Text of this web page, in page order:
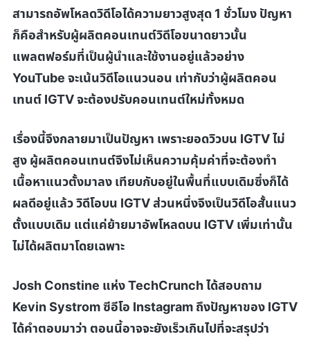
สามารถอัพโหลดวิดีโอได้ความยาวสูงสุด 1 ชั่วโมง ปัญหา
ก็คือสำหรับผู้ผลิตคอนเทนต์วิดีโอขนาดยาวนั้น
แพลตฟอร์มที่เป็นผู้นำและใช้งานอยู่แล้วอย่าง
YouTube จะเน้นวิดีโอแนวนอน เท่ากับว่าผู้ผลิตคอน
เทนต์ IGTV จะต้องปรับคอนเทนต์ใหม่ทั้งหมด
เรื่องนี้จึงกลายมาเป็นปัญหา เพราะยอดวิวบน IGTVไม่
สูง ผู้ผลิตคอนเทนต์จึงไม่เห็นความคุ้มค่าที่จะต้องทำ
เนื้อหาแนวตั้งมาลง เทียบกับอยู่ในพื้นที่แบบเดิมซึ่งก็ได้
ผลดีอยู่แล้ว วิดีโอบน IGTVส่วนหนึ่งจึงเป็นวิดีโอสั้นแนว
ตั้งแบบเดิม แต่แค่ย้ายมาอัพโหลดบน IGTV เพิ่มเท่านั้น
ไม่ได้ผลิตมาโดยเฉพาะ
Josh Constine แห่งTechCrunchได้สอบถาม
Kevin Systromซีอีโอ Instagram ถึงปัญหาของ IGTV
ได้คำตอบมาว่า ตอนนี้อาจจะยังเร็วเกินไปที่จะสรุปว่า